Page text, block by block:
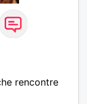
rencontre